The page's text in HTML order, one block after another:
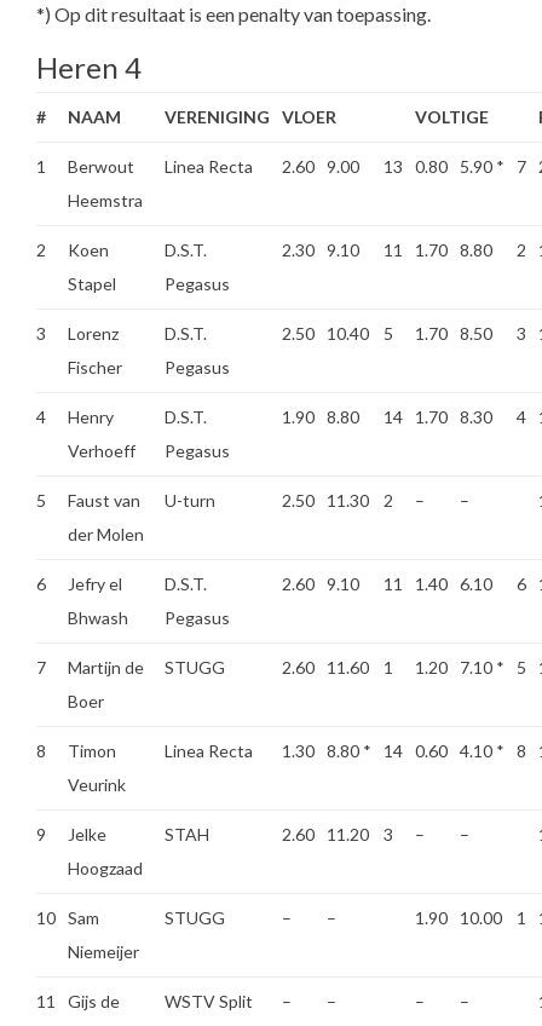
*) Op dit resultaat is een penalty van toepassing.
Heren 4
# NAAM VERENIGING VLOER VOLTIGE
1
Berwout
Heemstra
Linea Recta 2.60 9.00 13 0.80 5.90 * 7
2
Koen
Stapel
D.S.T.
Pegasus
2.30 9.10 11 1.70 8.80 2
3
Lorenz
Fischer
D.S.T.
Pegasus
2.50 10.40 5 1.70 8.50 3
4
Henry
Verhoeff
D.S.T.
Pegasus
1.90 8.80 14 1.70 8.30 4
5
Faust van
der Molen
U-turn 2.50 11.30 2 – –
6
Jefry el
Bhwash
D.S.T.
Pegasus
2.60 9.10 11 1.40 6.10 6
7
Martijn de
Boer
STUGG 2.60 11.60 1 1.20 7.10 * 5
8
Timon
Veurink
Linea Recta 1.30 8.80 * 14 0.60 4.10 * 8
9
Jelke
Hoogzaad
STAH 2.60 11.20 3 – –
10 Sam
Niemeijer
STUGG – – 1.90 10.00 1
11
Gijs de
WSTV Split – – – –